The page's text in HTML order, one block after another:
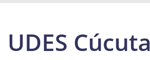
UDES Cúcuta